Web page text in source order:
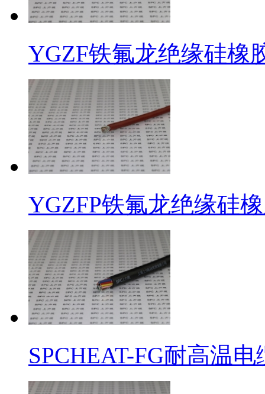
YGZF铁氟龙绝缘硅橡
YGZFP铁氟龙绝缘硅
SPCHEAT-FG耐高温电